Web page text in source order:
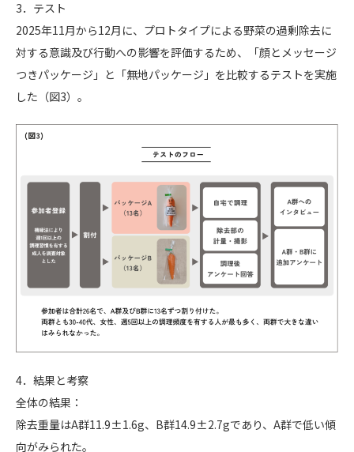
3．テスト
2025年11月から12月に、プロトタイプによる野菜の過剰除去に
対する意識及び行動への影響を評価するため、「顔とメッセージ
つきパッケージ」と「無地パッケージ」を比較するテストを実施
した（図3）。
4．結果と考察
全体の結果：
除去重量はA群11.9±1.6g、B群14.9±2.7gであり、A群で低い傾
向がみられた。